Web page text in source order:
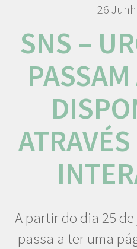
26
SNS –
A partir do dia 25
passa a ter uma